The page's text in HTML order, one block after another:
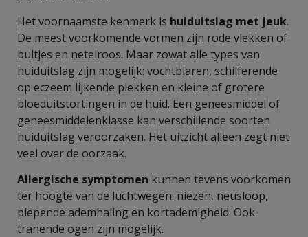
Het voornaamste kenmerk is huiduitslag met jeuk.
De meest voorkomende vormen zijn rode vlekken of
bultjes en netelroos. Maar zowat alle types van
huiduitslag zijn mogelijk: vochtblaren, schilferende
op eczeem lijkende plekken en kleine of grotere
bloeduitstortingen in de huid. Een geneesmiddel of
geneesmiddelenklasse kan verschillende soorten
huiduitslag veroorzaken. Het uitzicht alleen zegt niet
veel over de oorzaak.
Allergische symptomen kunnen tevens voorkomen
ter hoogte van de luchtwegen: niezen, neusloop,
piepende ademhaling en kortademigheid. Ook
tranende ogen zijn mogelijk.